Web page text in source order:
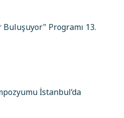
Programı 13.
İstanbul’da